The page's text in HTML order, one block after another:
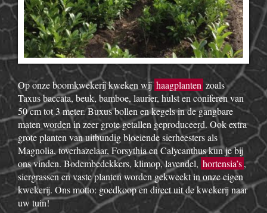
Op onze boomkwekerij kweken wijhaagplanten zoals
Taxus baccata, beuk, bamboe, laurier, hulst en coniferen van
50 cm tot 3 meter. Buxus bollen en kegels in de gangbare
maten worden in zeer grote getallen geproduceerd. Ook extra
grote planten van uitbundig bloeiende sierheesters als
Magnolia, toverhazelaar, Forsythia en Calycanthus kun je bij
ons vinden. Bodembedekkers, klimop, lavendel, hortensia’s,
siergrassen en vaste planten worden gekweekt in onze eigen
kwekerij. Ons motto: goedkoop en direct uit de kwekerij naar
uw tuin!